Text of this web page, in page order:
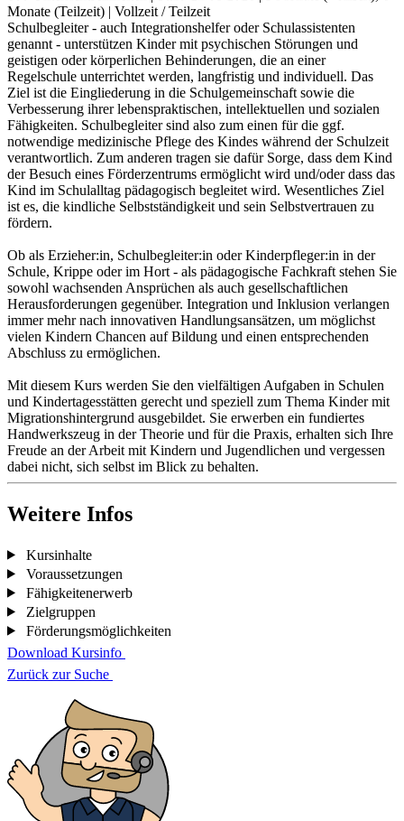
Monate (Teilzeit) | Vollzeit / Teilzeit
Schulbegleiter - auch Integrationshelfer oder Schulassistenten
genannt - unterstützen Kinder mit psychischen Störungen und
geistigen oder körperlichen Behinderungen, die an einer
Regelschule unterrichtet werden, langfristig und individuell. Das
Ziel ist die Eingliederung in die Schulgemeinschaft sowie die
Verbesserung ihrer lebenspraktischen, intellektuellen und sozialen
Fähigkeiten. Schulbegleiter sind also zum einen für die ggf.
notwendige medizinische Pflege des Kindes während der Schulzeit
verantwortlich. Zum anderen tragen sie dafür Sorge, dass dem Kind
der Besuch eines Förderzentrums ermöglicht wird und/oder dass das
Kind im Schulalltag pädagogisch begleitet wird. Wesentliches Ziel
ist es, die kindliche Selbstständigkeit und sein Selbstvertrauen zu
fördern.
Ob als Erzieher:in, Schulbegleiter:in oder Kinderpfleger:in in der
Schule, Krippe oder im Hort - als pädagogische Fachkraft stehen Sie
sowohl wachsenden Ansprüchen als auch gesellschaftlichen
Herausforderungen gegenüber. Integration und Inklusion verlangen
immer mehr nach innovativen Handlungsansätzen, um möglichst
vielen Kindern Chancen auf Bildung und einen entsprechenden
Abschluss zu ermöglichen.
Mit diesem Kurs werden Sie den vielfältigen Aufgaben in Schulen
und Kindertagesstätten gerecht und speziell zum Thema Kinder mit
Migrationshintergrund ausgebildet. Sie erwerben ein fundiertes
Handwerkszeug in der Theorie und für die Praxis, erhalten sich Ihre
Freude an der Arbeit mit Kindern und Jugendlichen und vergessen
dabei nicht, sich selbst im Blick zu behalten.
Weitere Infos
Kursinhalte
Voraussetzungen
Fähigkeitenerwerb
Zielgruppen
Förderungsmöglichkeiten
Download Kursinfo
Zurück zur Suche